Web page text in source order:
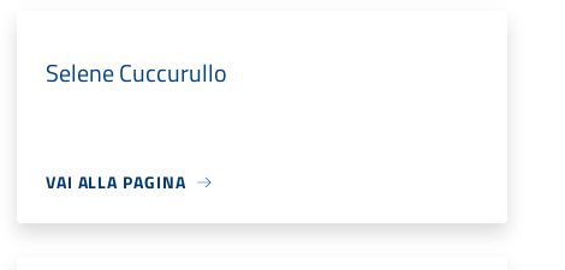
Selene Cuccurullo
VAI ALLA PAGINA